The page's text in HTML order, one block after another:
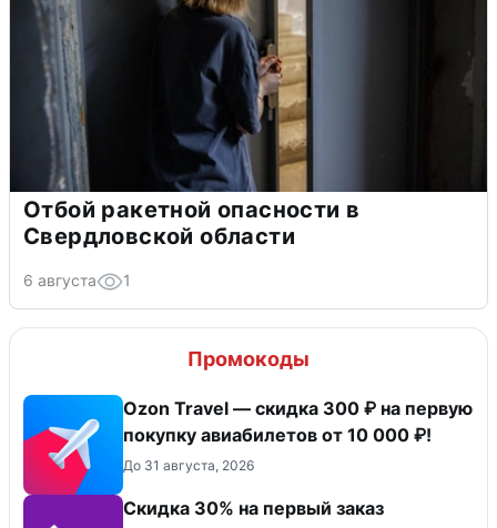
Отбой ракетной опасности в
Свердловской области
6 августа 1
Промокоды
Ozon Travel — скидка 300 ₽ на первую
покупку авиабилетов от 10 000 ₽!
До 31 августа, 2026
Скидка 30% на первый заказ